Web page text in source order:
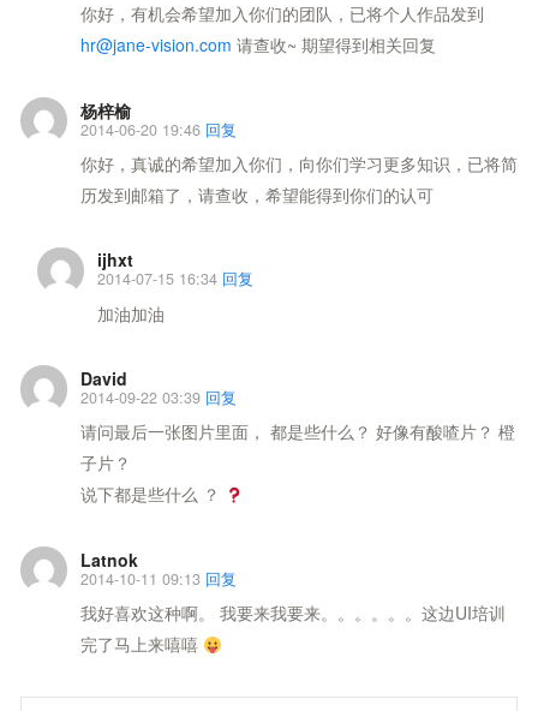
你好，有机会希望加入你们的团队，已将个人作品发到
hr@jane-vision.com 请查收~ 期望得到相关回复
杨梓榆
2014-06-20 19:46 回复
你好，真诚的希望加入你们，向你们学习更多知识，已将简
历发到邮箱了，请查收，希望能得到你们的认可
ijhxt
2014-07-15 16:34 回复
加油加油
David
2014-09-22 03:39 回复
请问最后一张图片里面， 都是些什么？ 好像有酸喳片？ 橙
子片？
说下都是些什么 ？
Latnok
2014-10-11 09:13 回复
我好喜欢这种啊。 我要来我要来。。。。。。这边UI培训
完了马上来嘻嘻